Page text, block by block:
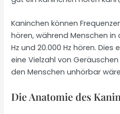
Kaninchen können
hören, während Menschen in
Hz und 20.000 Hz hören.
eine Vielzahl von
den Menschen unhörbar
Die Anatomie des